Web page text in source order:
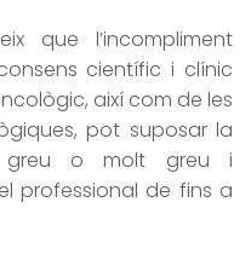
que l’incompliment
científic i clínic
així com de les
pot suposar la
greu o molt greu i
professional de fins a